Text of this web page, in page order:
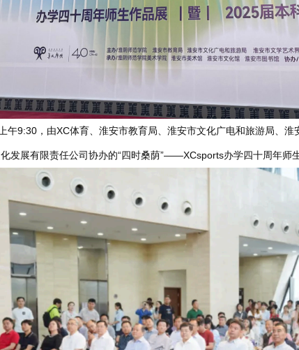
午9:30，由XC体育、淮安市教育局、淮安市文化广电和旅游局、
发展有限责任公司协办的“四时桑荫”——XCsports办学四十周年师